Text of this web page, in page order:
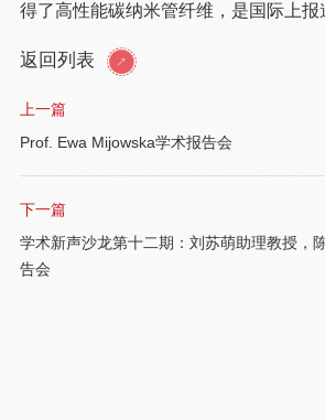
得了高性能碳纳米管纤维，是国际上报
返回列表
上一篇
Prof. Ewa Mijowska学术报告会
下一篇
学术新声沙龙第十二期：刘苏萌助理教授，
告会